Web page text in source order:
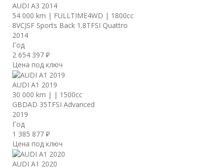
AUDI A3 2014
54 000 km | FULLTIME4WD | 1800cc
8VCJSF Sports Back 1.8TFSI Quattro
2014
Год
2 654 397 ₽
Цена под ключ
AUDI A1 2019
30 000 km | | 1500cc
GBDAD 35TFSI Advanced
2019
Год
1 385 877 ₽
Цена под ключ
AUDI A1 2020